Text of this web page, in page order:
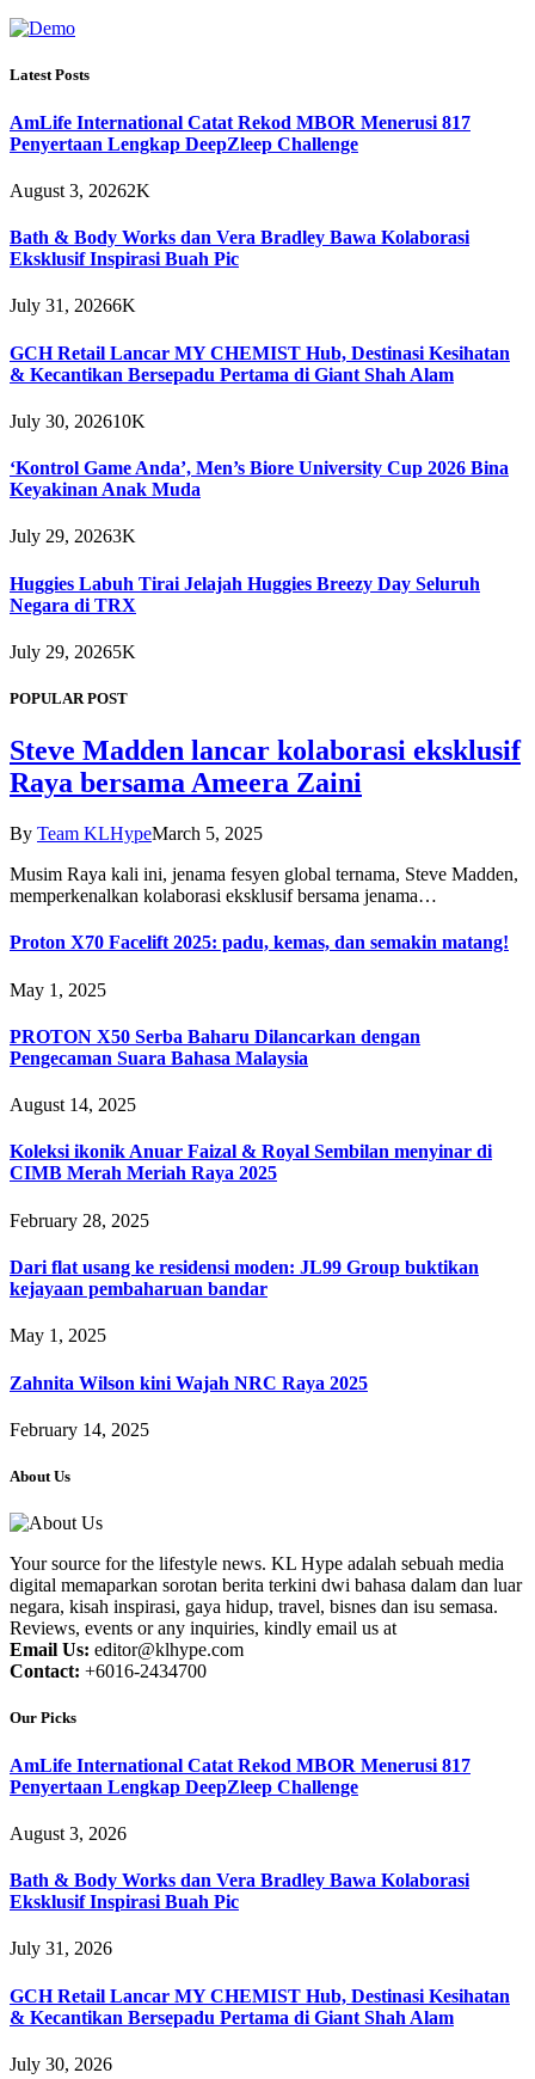
Latest Posts
AmLife International Catat Rekod MBOR Menerusi 817
Penyertaan Lengkap DeepZleep Challenge
August 3, 20262K
Bath & Body Works dan Vera Bradley Bawa Kolaborasi
Eksklusif Inspirasi Buah Pic
July 31, 20266K
GCH Retail Lancar MY CHEMIST Hub, Destinasi Kesihatan
& Kecantikan Bersepadu Pertama di Giant Shah Alam
July 30, 202610K
‘Kontrol Game Anda’, Men’s Biore University Cup 2026 Bina
Keyakinan Anak Muda
July 29, 20263K
Huggies Labuh Tirai Jelajah Huggies Breezy Day Seluruh
Negara di TRX
July 29, 20265K
POPULAR POST
Steve Madden lancar kolaborasi eksklusif
Raya bersama Ameera Zaini
By Team KLHypeMarch 5, 2025
Musim Raya kali ini, jenama fesyen global ternama, Steve Madden,
memperkenalkan kolaborasi eksklusif bersama jenama…
Proton X70 Facelift 2025: padu, kemas, dan semakin matang!
May 1, 2025
PROTON X50 Serba Baharu Dilancarkan dengan
Pengecaman Suara Bahasa Malaysia
August 14, 2025
Koleksi ikonik Anuar Faizal & Royal Sembilan menyinar di
CIMB Merah Meriah Raya 2025
February 28, 2025
Dari flat usang ke residensi moden: JL99 Group buktikan
kejayaan pembaharuan bandar
May 1, 2025
Zahnita Wilson kini Wajah NRC Raya 2025
February 14, 2025
About Us
Your source for the lifestyle news. KL Hype adalah sebuah media
digital memaparkan sorotan berita terkini dwi bahasa dalam dan luar
negara, kisah inspirasi, gaya hidup, travel, bisnes dan isu semasa.
Reviews, events or any inquiries, kindly email us at
Email Us: editor@klhype.com
Contact: +6016-2434700
Our Picks
AmLife International Catat Rekod MBOR Menerusi 817
Penyertaan Lengkap DeepZleep Challenge
August 3, 2026
Bath & Body Works dan Vera Bradley Bawa Kolaborasi
Eksklusif Inspirasi Buah Pic
July 31, 2026
GCH Retail Lancar MY CHEMIST Hub, Destinasi Kesihatan
& Kecantikan Bersepadu Pertama di Giant Shah Alam
July 30, 2026